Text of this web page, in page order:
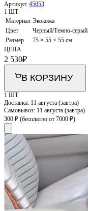
Артикул: 45053
1 ШТ
Материал Экокожа
Цвет
Черный/Темно-серый
Размер
75 × 55 × 55 см
ЦЕНА
2 530₽
В КОРЗИНУ
1 ШТ
Доставка: 11 августа (завтра)
Самовывоз: 11 августа (завтра)
300 ₽ (бесплатно от 7000 ₽)